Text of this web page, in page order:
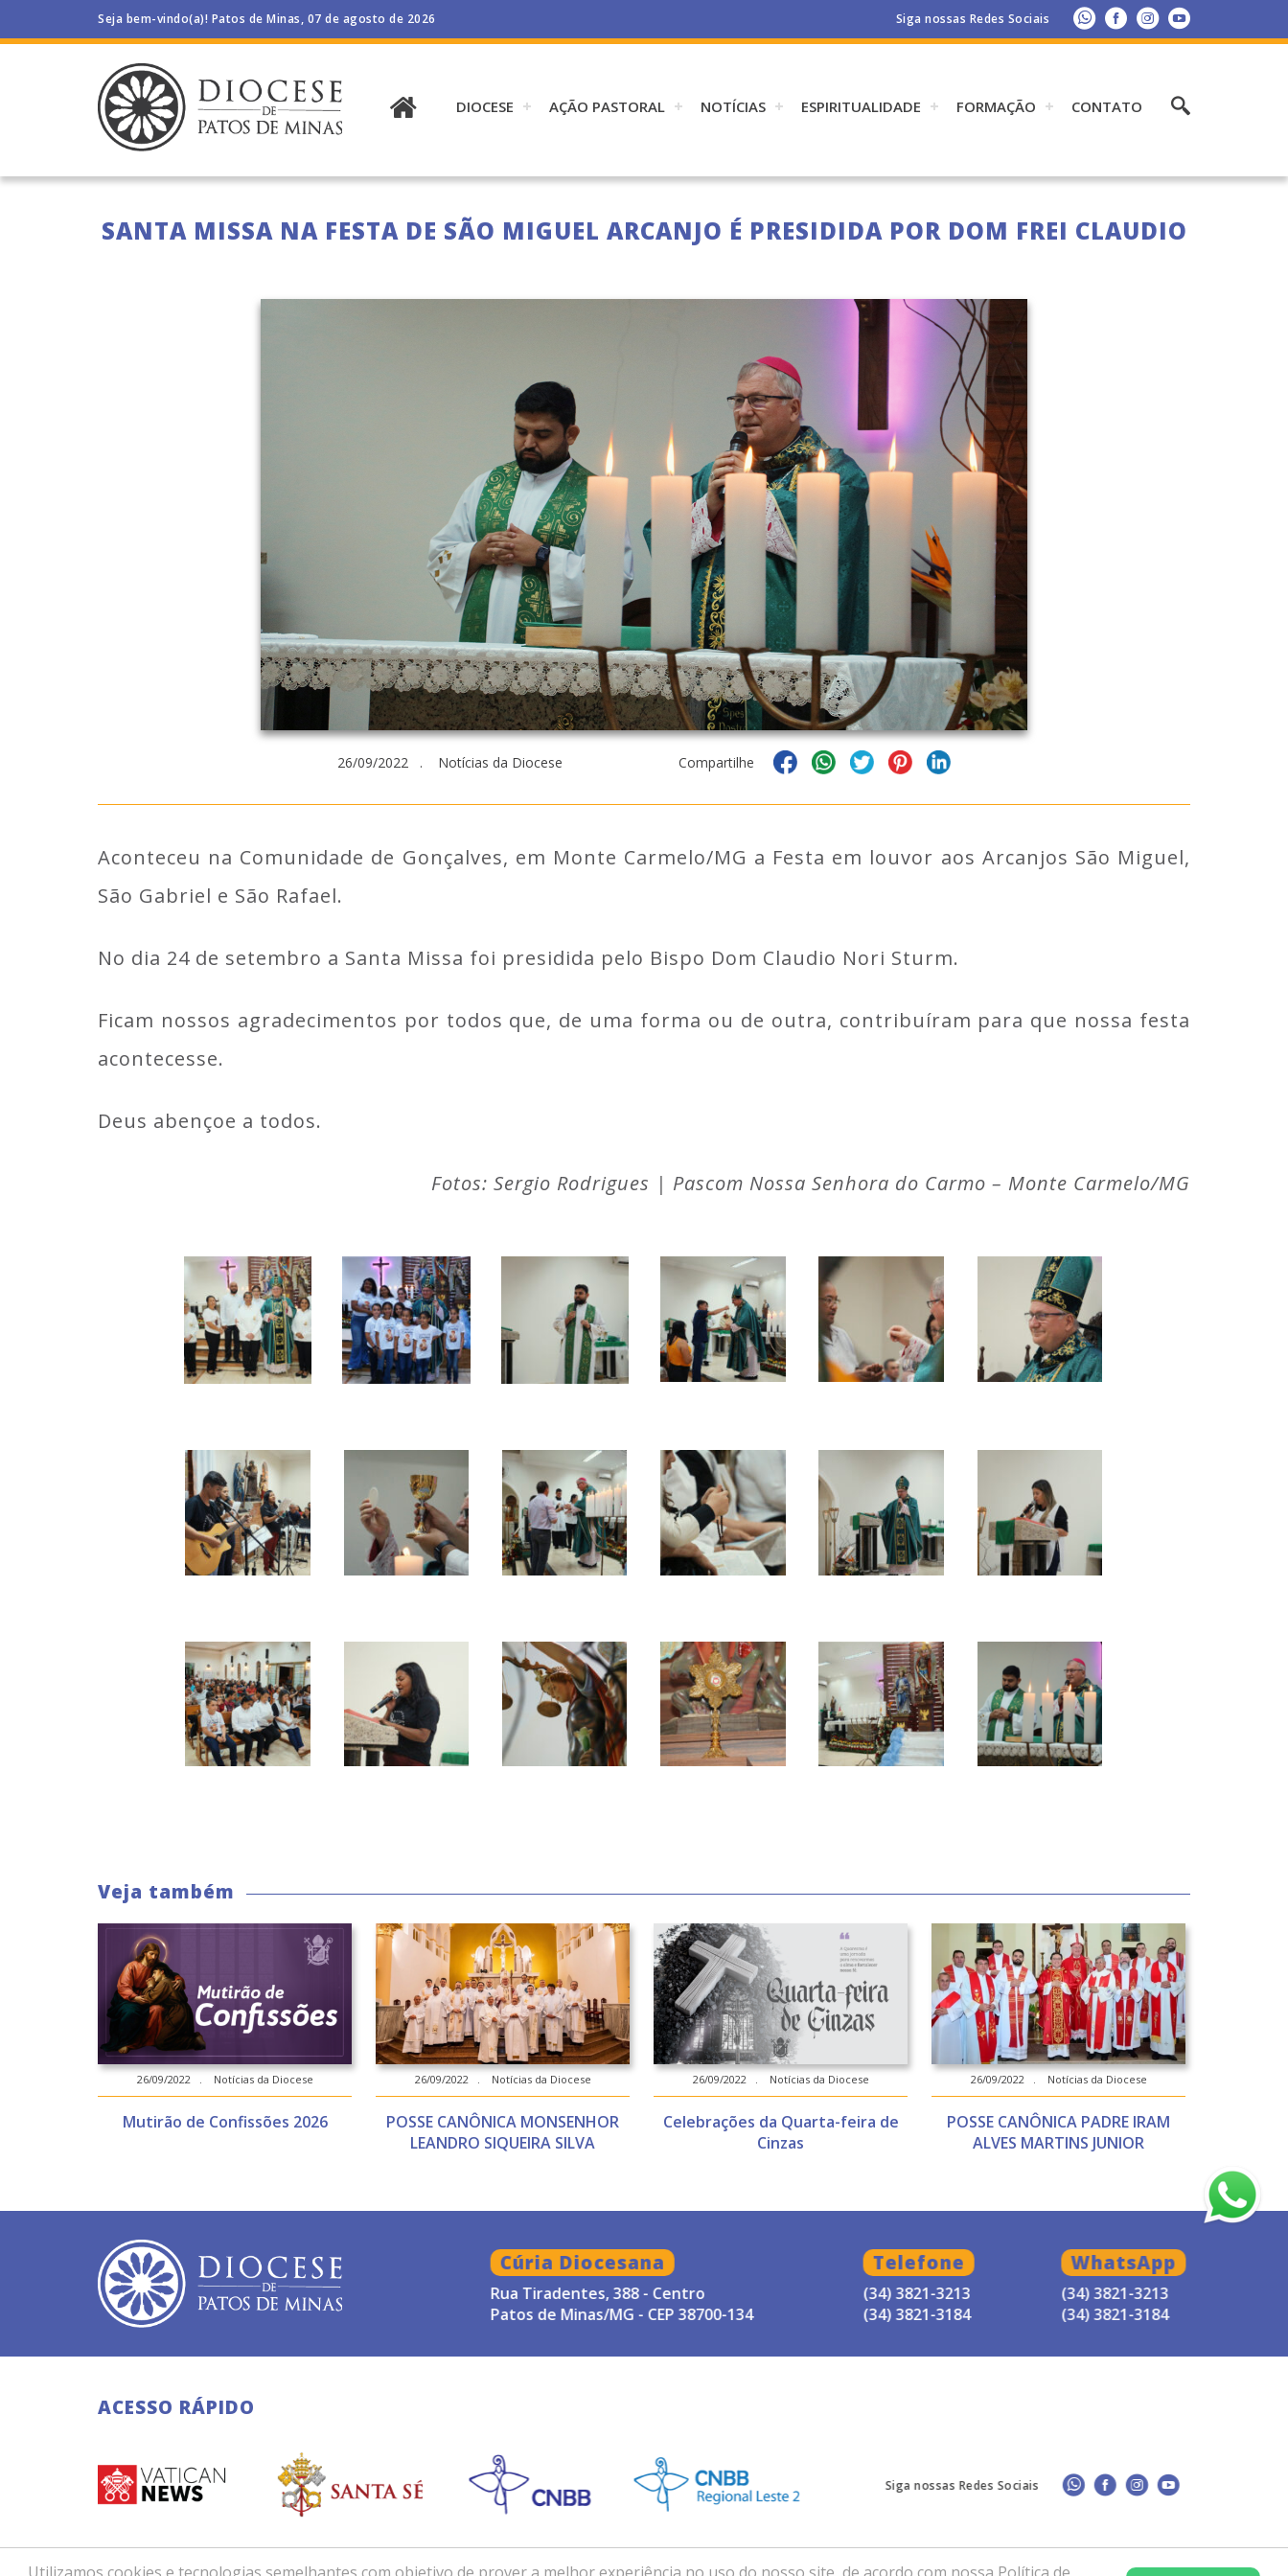
Seja bem-vindo(a)! Patos de Minas, 07 de agosto de 2026 Siga nossas Redes Sociais
DIOCESE AÇÃO PASTORAL NOTÍCIAS ESPIRITUALIDADE FORMAÇÃO CONTATO
SANTA MISSA NA FESTA DE SÃO MIGUEL ARCANJO É PRESIDIDA POR DOM FREI CLAUDIO
26/09/2022 . Notícias da Diocese Compartilhe
Aconteceu na Comunidade de Gonçalves, em Monte Carmelo/MG a Festa em louvor aos Arcanjos São Miguel,
São Gabriel e São Rafael.
No dia 24 de setembro a Santa Missa foi presidida pelo Bispo Dom Claudio Nori Sturm.
Ficam nossos agradecimentos por todos que, de uma forma ou de outra, contribuíram para que nossa festa
acontecesse.
Deus abençoe a todos.
Fotos: Sergio Rodrigues | Pascom Nossa Senhora do Carmo – Monte Carmelo/MG
Veja também
26/09/2022 . Notícias da Diocese
Mutirão de Confissões 2026
26/09/2022 . Notícias da Diocese
POSSE CANÔNICA MONSENHOR
LEANDRO SIQUEIRA SILVA
26/09/2022 . Notícias da Diocese
Celebrações da Quarta-feira de
Cinzas
26/09/2022 . Notícias da Diocese
POSSE CANÔNICA PADRE IRAM
ALVES MARTINS JUNIOR
Cúria Diocesana
Rua Tiradentes, 388 - Centro
Patos de Minas/MG - CEP 38700-134
Telefone
(34) 3821-3213
(34) 3821-3184
WhatsApp
(34) 3821-3213
(34) 3821-3184
ACESSO RÁPIDO
Siga nossas Redes Sociais